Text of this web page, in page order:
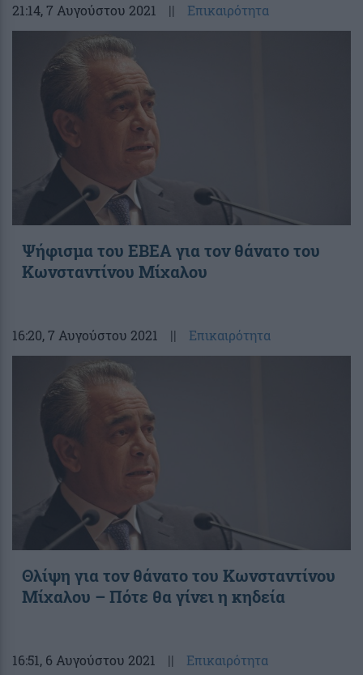
21:14, 7 Αυγούστου 2021 || Επικαιρότητα
Ψήφισμα του ΕΒΕΑ για τον θάνατο του
Κωνσταντίνου Μίχαλου
16:20, 7 Αυγούστου 2021 || Επικαιρότητα
Θλίψη για τον θάνατο του Κωνσταντίνου
Μίχαλου – Πότε θα γίνει η κηδεία
16:51, 6 Αυγούστου 2021 || Επικαιρότητα